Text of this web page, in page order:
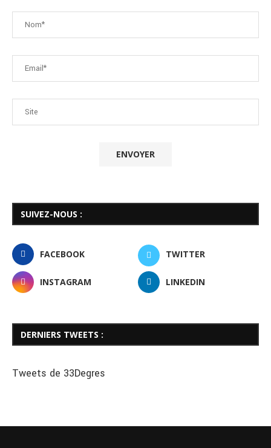
SUIVEZ-NOUS :
FACEBOOK TWITTER
INSTAGRAM LINKEDIN
DERNIERS TWEETS :
Tweets de 33Degres